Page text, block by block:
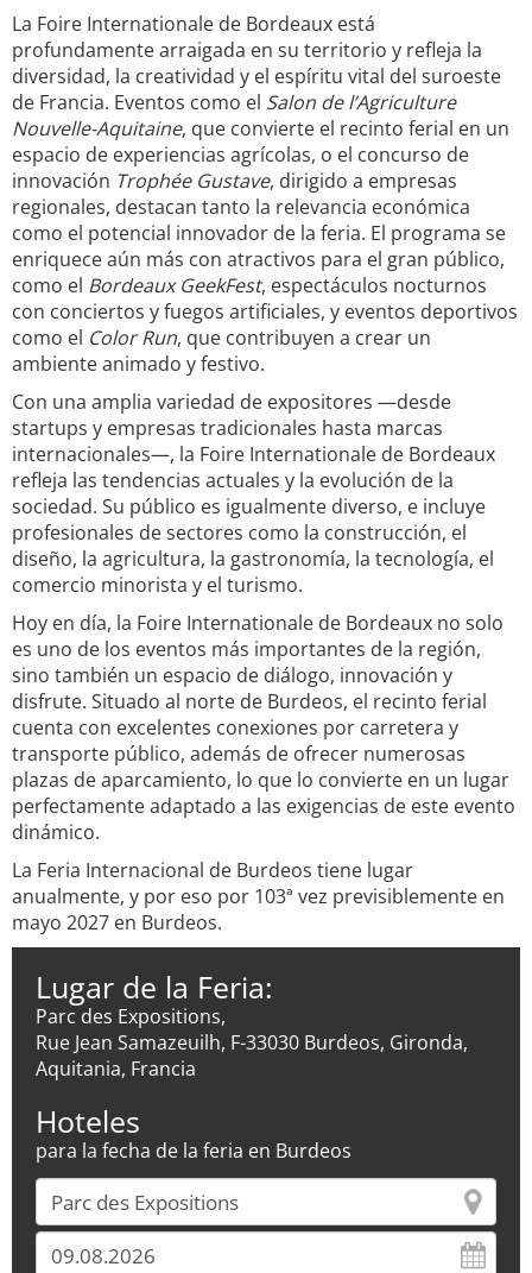
La Foire Internationale de Bordeaux está
profundamente arraigada en su territorio y refleja la
diversidad, la creatividad y el espíritu vital del suroeste
de Francia. Eventos como el Salon de l’Agriculture
Nouvelle-Aquitaine, que convierte el recinto ferial en un
espacio de experiencias agrícolas, o el concurso de
innovación Trophée Gustave, dirigido a empresas
regionales, destacan tanto la relevancia económica
como el potencial innovador de la feria. El programa se
enriquece aún más con atractivos para el gran público,
como el Bordeaux GeekFest, espectáculos nocturnos
con conciertos y fuegos artificiales, y eventos deportivos
como el Color Run, que contribuyen a crear un
ambiente animado y festivo.
Con una amplia variedad de expositores —desde
startups y empresas tradicionales hasta marcas
internacionales—, la Foire Internationale de Bordeaux
refleja las tendencias actuales y la evolución de la
sociedad. Su público es igualmente diverso, e incluye
profesionales de sectores como la construcción, el
diseño, la agricultura, la gastronomía, la tecnología, el
comercio minorista y el turismo.
Hoy en día, la Foire Internationale de Bordeaux no solo
es uno de los eventos más importantes de la región,
sino también un espacio de diálogo, innovación y
disfrute. Situado al norte de Burdeos, el recinto ferial
cuenta con excelentes conexiones por carretera y
transporte público, además de ofrecer numerosas
plazas de aparcamiento, lo que lo convierte en un lugar
perfectamente adaptado a las exigencias de este evento
dinámico.
La Feria Internacional de Burdeos tiene lugar
anualmente, y por eso por 103ª vez previsiblemente en
mayo 2027 en Burdeos.
Lugar de la Feria:
Parc des Expositions,
Rue Jean Samazeuilh, F-33030 Burdeos, Gironda,
Aquitania, Francia
Hoteles
para la fecha de la feria en Burdeos